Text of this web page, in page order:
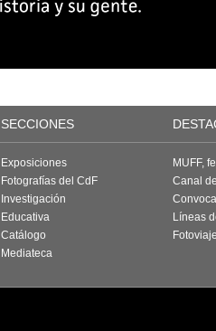
SECCIONES
Exposiciones
Fotografías del CdF
Investigación
Educativa
Catálogo
Mediateca
MUFF,
Canal
Líneas